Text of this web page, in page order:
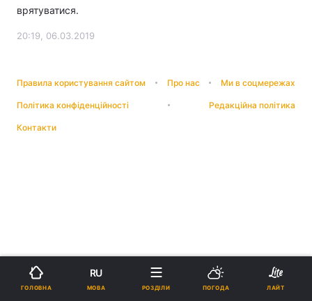
врятуватися.
20:19, 06.03.2019
Правила користування сайтом Про нас Ми в соцмережах
Політика конфіденційності Редакційна політика
Контакти
ГОЛОВНА
RU
МОВА РОЗДІЛИ ПОГОДА ЛАЙТ